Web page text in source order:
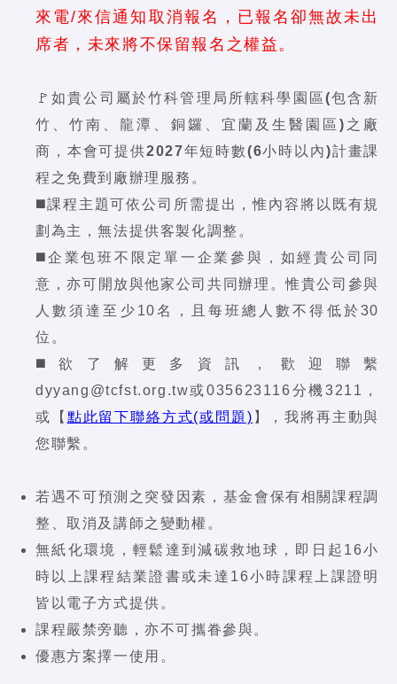
來電/來信通知取消報名，已報名卻無故未出
席者，未來將不保留報名之權益。
🚩如貴公司屬於竹科管理局所轄科學園區(包含新
竹、竹南、龍潭、銅鑼、宜蘭及生醫園區)之廠
商，本會可提供2027年短時數(6小時以內)計畫課
程之免費到廠辦理服務。
◼️課程主題可依公司所需提出，惟內容將以既有規
劃為主，無法提供客製化調整。
◼️企業包班不限定單一企業參與，如經貴公司同
意，亦可開放與他家公司共同辦理。惟貴公司參與
人數須達至少10名，且每班總人數不得低於30
位。
◼️欲了解更多資訊，歡迎聯繫
dyyang@tcfst.org.tw或035623116分機3211，
或【 點此留下聯絡方式(或問題) 】，我將再主動與
您聯繫。
若遇不可預測之突發因素，基金會保有相關課程調
整、取消及講師之變動權。
無紙化環境，輕鬆達到減碳救地球，即日起16小
時以上課程結業證書或未達16小時課程上課證明
皆以電子方式提供。
課程嚴禁旁聽，亦不可攜眷參與。
優惠方案擇一使用。